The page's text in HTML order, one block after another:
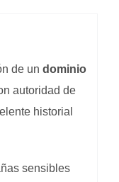
de un dominio
autoridad de
historial
sensibles